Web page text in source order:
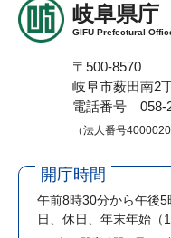
岐阜県庁
GIFU Prefectural
〒500-8570
岐阜市薮田南2
電話番号 058-
（法人番号
開庁時間
午前8時30分から午後5
日、休日、年末年始（